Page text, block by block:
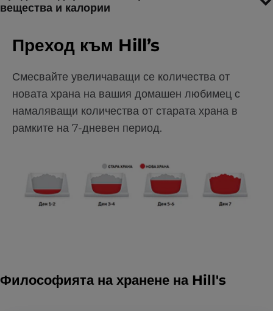
вещества и калории
Преход към Hill’s
Смесвайте увеличаващи се количества от
новата храна на вашия домашен любимец с
намаляващи количества от старата храна в
рамките на 7-дневен период.
Философията на хранене на Hill's